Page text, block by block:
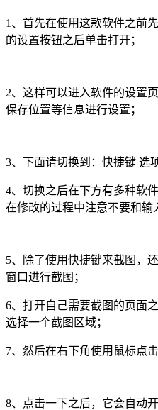
1、首先在使用这款软件之前
的设置按钮之后单击打开；
2、这样可以进入软件的设置
保存位置等信息进行设置；
3、下面请切换到：快捷键 选
4、切换之后在下方有多种软
在修改的过程中注意不要和输
5、除了使用快捷键来截图，
窗口进行截图；
6、打开自己需要截图的页面
选择一个截图区域；
7、然后在右下角使用鼠标点
8、点击一下之后，它会自动